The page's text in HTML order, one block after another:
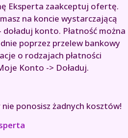
Eksperta zaakceptuj ofertę.
na koncie wystarczającą
konto. Płatność można
poprzez przelew bankowy
o rodzajach płatności
Konto -> Doładuj.
ponosisz żadnych kosztów!